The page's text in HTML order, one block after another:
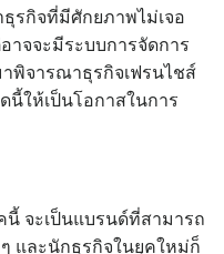
รกิจที่มีศักยภาพไม่เจอ
าจจะมีระบบการจัดการ
าพิจารณาธุรกิจเฟรนไชส์
นี้ให้เป็นโอกาสในการ
นี้ จะเป็นแบรนด์ที่สามารถ
และนักธุรกิจในยุคใหม่ก็